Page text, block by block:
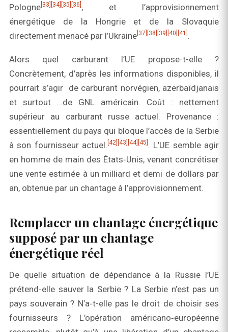
Pologne [33] [34] [35] [36] , et l’approvisionnement
énergétique de la Hongrie et de la Slovaquie
directement menacé par l’Ukraine [37] [38] [39] [40] [41] .
Alors quel carburant l’UE propose‑t-elle ?
Concrètement, d’après les informations disponibles, il
pourrait s’agir de carburant norvégien, azerbaïdjanais
et surtout …de GNL américain. Coût : nettement
supérieur au carburant russe actuel. Provenance :
essentiellement du pays qui bloque l’accès de la Serbie
à son fournisseur actuel. [42] [43] [44] [45] . L’UE semble agir
en homme de main des États‑Unis, venant concrétiser
une vente estimée à un milliard et demi de dollars par
an, obtenue par un chantage à l’approvisionnement.
Remplacer un chantage énergétique
supposé par un chantage
énergétique réel
De quelle situation de dépendance à la Russie l’UE
prétend‑elle sauver la Serbie ? La Serbie n’est pas un
pays souverain ? N’a‑t-elle pas le droit de choisir ses
fournisseurs ? L’opération américano‑européenne